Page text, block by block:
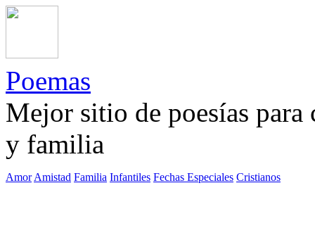
Poemas
Mejor sitio de poesías
y familia
Amor Amistad Familia Infantiles Fechas Especiales Cristianos